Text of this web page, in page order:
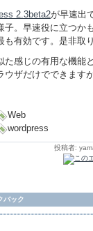
2.3beta2が早速出
子。早速役に立つか
も有効です。是非取
た感じの有用な機能
ウザだけでできます
Web
wordpress
投稿者:
バック